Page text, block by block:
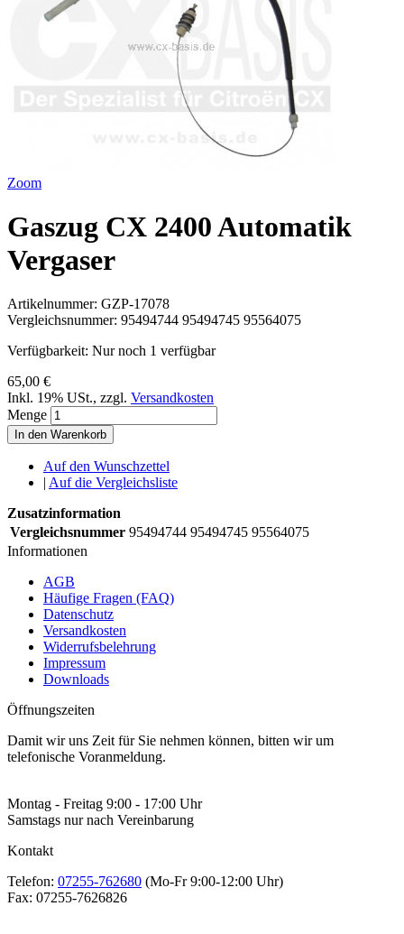
Zoom
Gaszug CX 2400 Automatik
Vergaser
Artikelnummer: GZP-17078
Vergleichsnummer: 95494744 95494745 95564075
Verfügbarkeit: Nur noch 1 verfügbar
65,00 €
Inkl. 19% USt., zzgl. Versandkosten
Menge
In den Warenkorb
Auf den Wunschzettel
| Auf die Vergleichsliste
Zusatzinformation
Vergleichsnummer 95494744 95494745 95564075
Informationen
AGB
Häufige Fragen (FAQ)
Datenschutz
Versandkosten
Widerrufsbelehrung
Impressum
Downloads
Öffnungszeiten
Damit wir uns Zeit für Sie nehmen können, bitten wir um
telefonische Voranmeldung.
Montag - Freitag 9:00 - 17:00 Uhr
Samstags nur nach Vereinbarung
Kontakt
Telefon: 07255-762680 (Mo-Fr 9:00-12:00 Uhr)
Fax: 07255-7626826